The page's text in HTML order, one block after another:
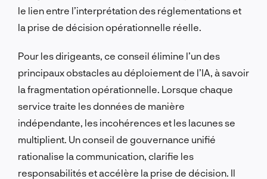
le lien entre l’interprétation des réglementations et
la prise de décision opérationnelle réelle.
Pour les dirigeants, ce conseil élimine l’un des
principaux obstacles au déploiement de l’IA, à savoir
la fragmentation opérationnelle. Lorsque chaque
service traite les données de manière
indépendante, les incohérences et les lacunes se
multiplient. Un conseil de gouvernance unifié
rationalise la communication, clarifie les
responsabilités et accélère la prise de décision. Il